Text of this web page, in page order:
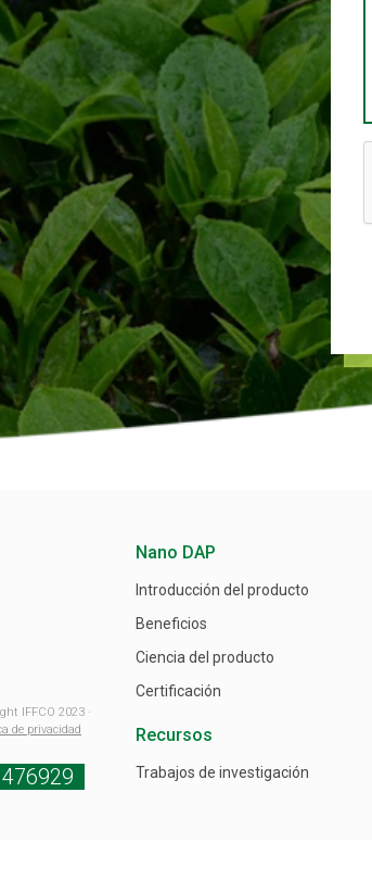
IFFCO 2023 ·
de privacidad
476929
Nano DAP
Introducción del producto
Beneficios
Ciencia del producto
Certificación
Recursos
Trabajos de investigación